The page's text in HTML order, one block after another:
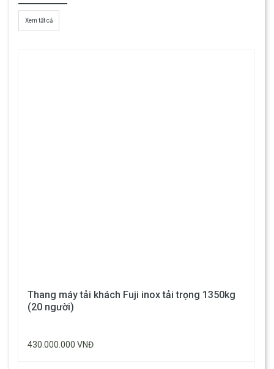
Xem tất cả
Thang máy tải khách Fuji inox tải trọng 1350kg
(20 người)
430.000.000 VNĐ